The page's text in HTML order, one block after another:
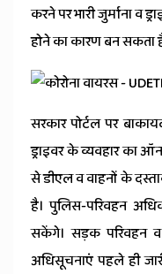
करने पर भारी जुर्माना व
होने का कारण बन सकता
सरकार पोर्टल पर
ड्राइवर के व्यवहार का
से डीएल व वाहनों के
है। पुलिस-परिवहन
सकेंगे। सड़क परिवहन व
अधिसूचनाएं पहले ही